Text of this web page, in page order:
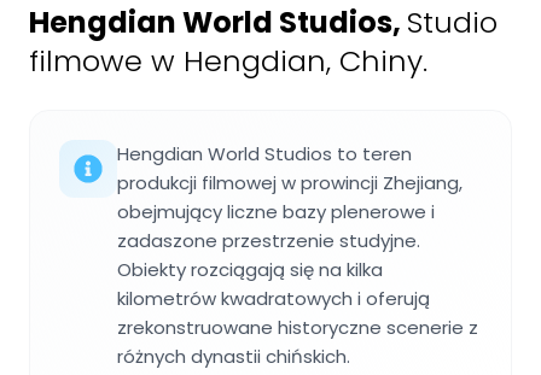
Hengdian World Studios, Studio
filmowe w Hengdian, Chiny.
Hengdian World Studios to teren
produkcji filmowej w prowincji Zhejiang,
obejmujący liczne bazy plenerowe i
zadaszone przestrzenie studyjne.
Obiekty rozciągają się na kilka
kilometrów kwadratowych i oferują
zrekonstruowane historyczne scenerie z
różnych dynastii chińskich.